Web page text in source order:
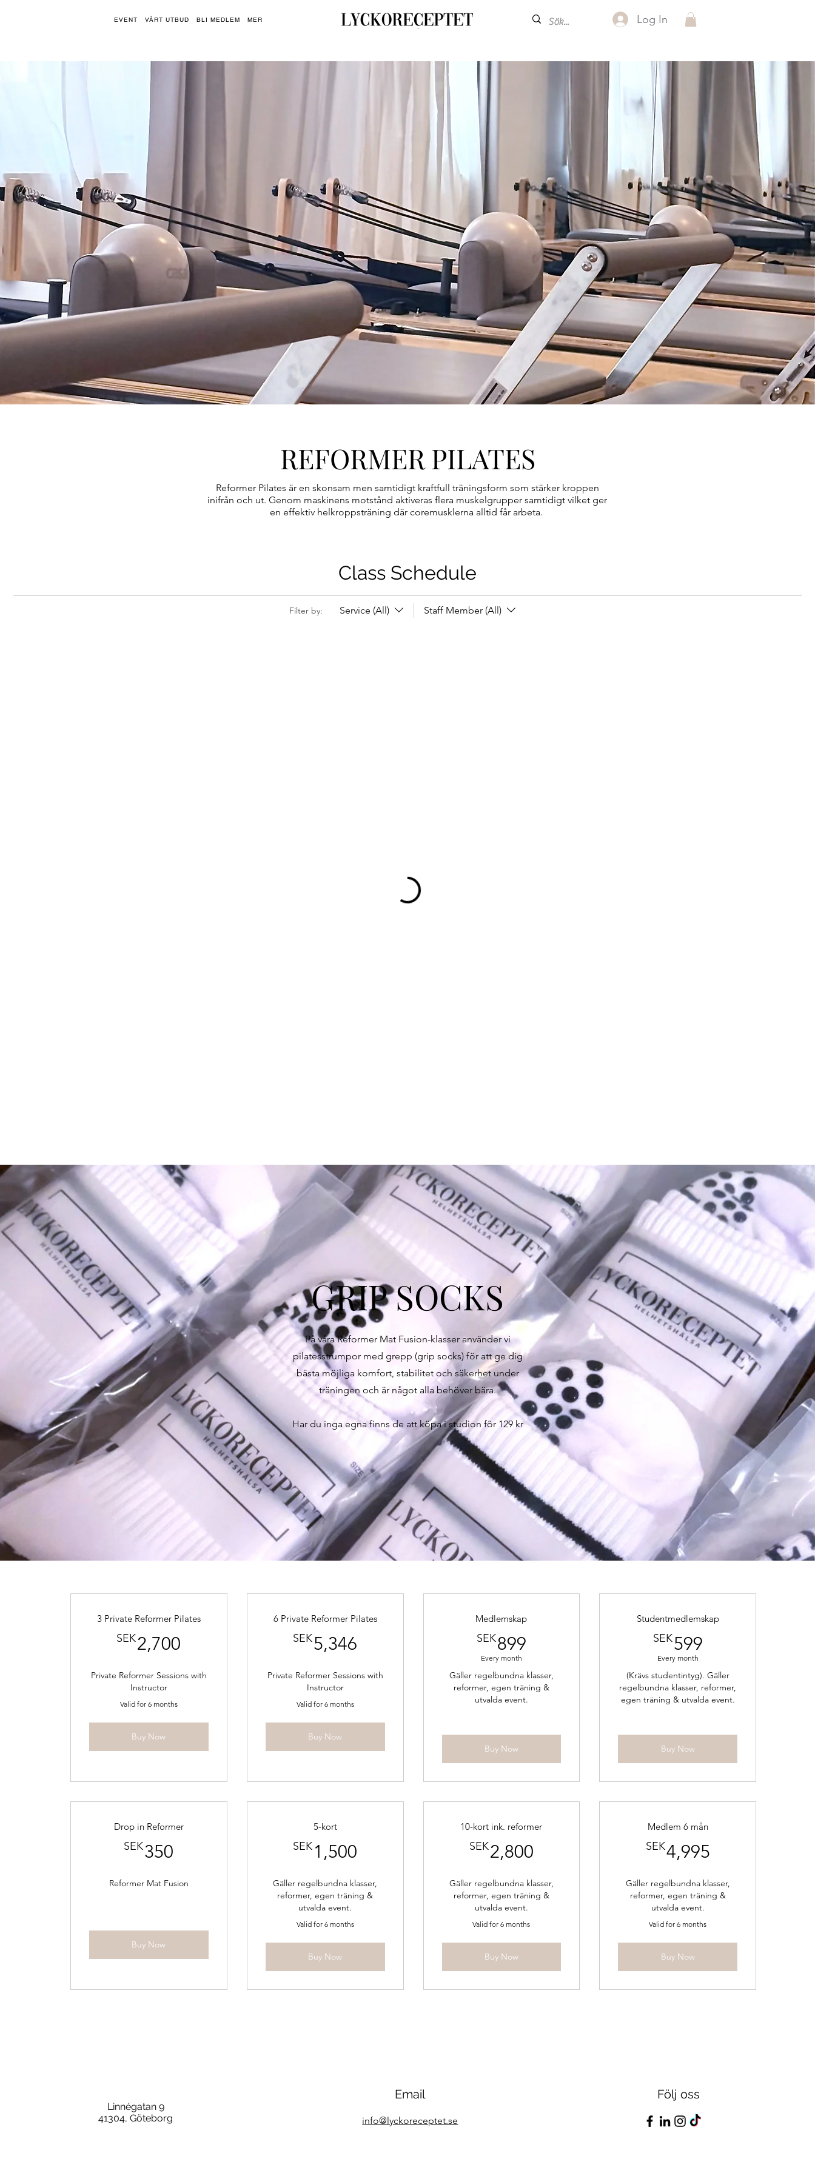
EVENT VÅRT UTBUD BLI MEDLEM MER Log In
REFORMER PILATES
Reformer Pilates är en skonsam men samtidigt kraftfull träningsform som stärker kroppen
inifrån och ut. Genom maskinens motstånd aktiveras flera muskelgrupper samtidigt vilket ger
en effektiv helkroppsträning där coremusklerna alltid får arbeta.
Class Schedule
Filter by: Service (All) Staff Member (All)
GRIP SOCKS
På våra Reformer Mat Fusion-klasser använder vi
pilatesstrumpor med grepp (grip socks) för att ge dig
bästa möjliga komfort, stabilitet och säkerhet under
träningen och är något alla behöver bära.
Har du inga egna finns de att köpa i studion för 129 kr
3 Private Reformer Pilates
SEK2,700
Private Reformer Sessions with
Instructor
Valid for 6 months
Buy Now
6 Private Reformer Pilates
SEK5,346
Private Reformer Sessions with
Instructor
Valid for 6 months
Buy Now
Medlemskap
SEK899
Every month
Gäller regelbundna klasser,
reformer, egen träning &
utvalda event.
Buy Now
Studentmedlemskap
SEK599
Every month
(Krävs studentintyg). Gäller
regelbundna klasser, reformer,
egen träning & utvalda event.
Buy Now
Drop in Reformer
SEK350
Reformer Mat Fusion
Buy Now
5-kort
SEK 1,500
Gäller regelbundna klasser,
reformer, egen träning &
utvalda event.
Valid for 6 months
Buy Now
10-kort ink. reformer
SEK2,800
Gäller regelbundna klasser,
reformer, egen träning &
utvalda event.
Valid for 6 months
Buy Now
Medlem 6 mån
SEK4,995
Gäller regelbundna klasser,
reformer, egen träning &
utvalda event.
Valid for 6 months
Buy Now
Linnégatan 9
41304, Göteborg
Email
info@lyckoreceptet.se
Följ oss